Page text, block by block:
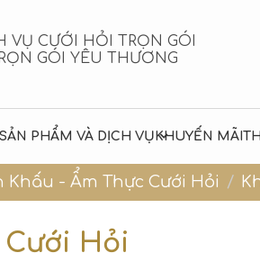
VỤ CƯỚI HỎI TRỌN GÓI
GÓI YÊU THƯƠNG
SẢN PHẨM VÀ DỊCH VỤ KHUYẾN MÃI
Khấu - Ẩm Thực Cưới Hỏi
Cưới Hỏi